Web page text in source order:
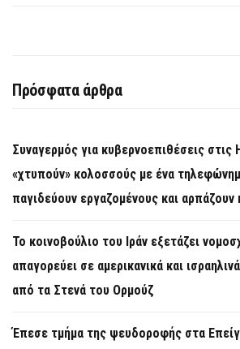
Πρόσφατα άρθρα
Συναγερμός για κυβερνοεπιθέσεις
«χτυπούν» κολοσσούς με ένα
παγιδεύουν εργαζομένους και
Το κοινοβούλιο του Ιράν εξετάζει
απαγορεύει σε αμερικανικά και
από τα Στενά του Ορμούζ
Έπεσε τμήμα της ψευδοροφής στα